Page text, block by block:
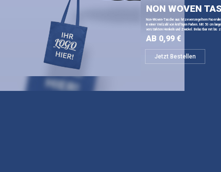
NON WOVEN
Non-Woven-Tasche aus hitzeversiegeltem
in einer Vielzahl von kräftigen Farben. Mit 50 cm
verstärkten Henkeln und Zwickel. Belastbar mit bis
Jetzt Bestellen
AB 0,99 €